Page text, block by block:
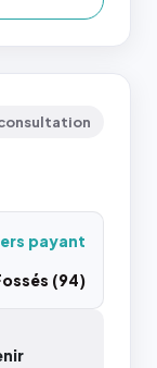
payant
(94)